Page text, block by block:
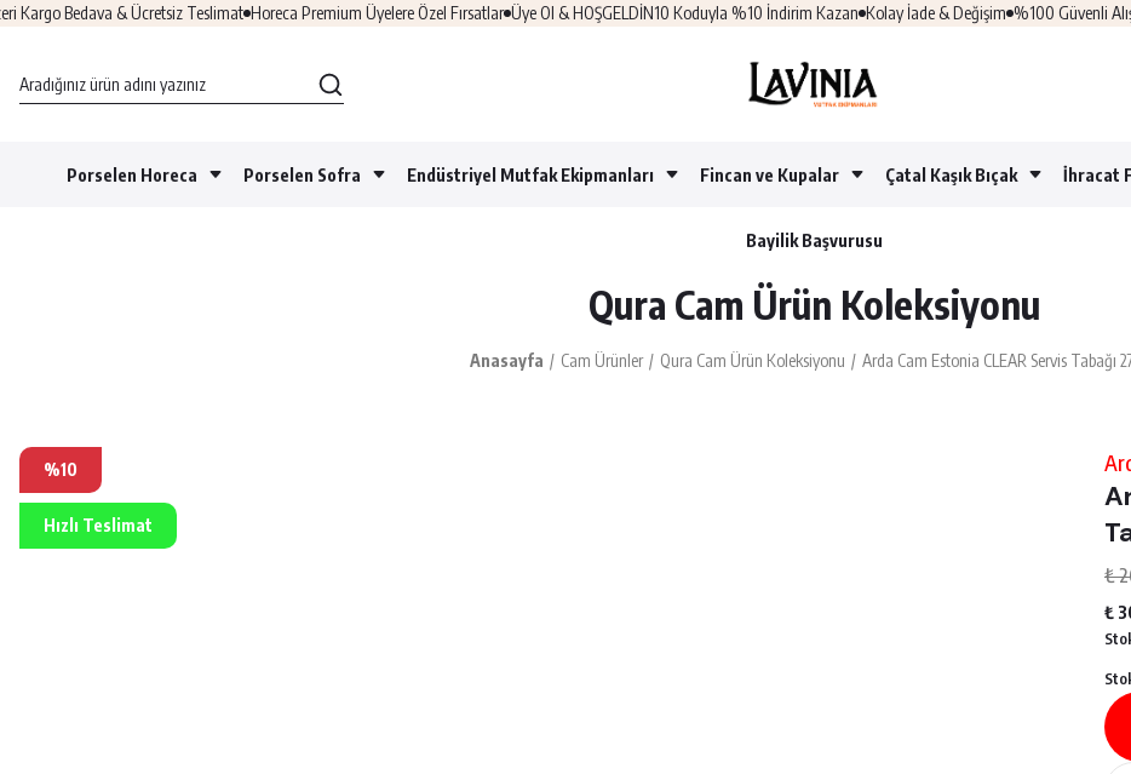
Bedava & Ücretsiz Teslimat Horeca Premium Üyelere Özel Fırsatlar Üye Ol & HOŞGELDİN10 Koduyla %10 İndirim Kazan Kolay İade & Değişim %100 Güvenli Alışveriş
Porselen Horeca Porselen Sofra Endüstriyel Mutfak Ekipmanları Fincan ve Kupalar Çatal Kaşık Bıçak İhracat
Bayilik Başvurusu
Qura Cam Ürün Koleksiyonu
Anasayfa Cam Ürünler Qura Cam Ürün Koleksiyonu Arda Cam Estonia CLEAR Servis Tabağı
%10
Hızlı Teslimat
₺
₺